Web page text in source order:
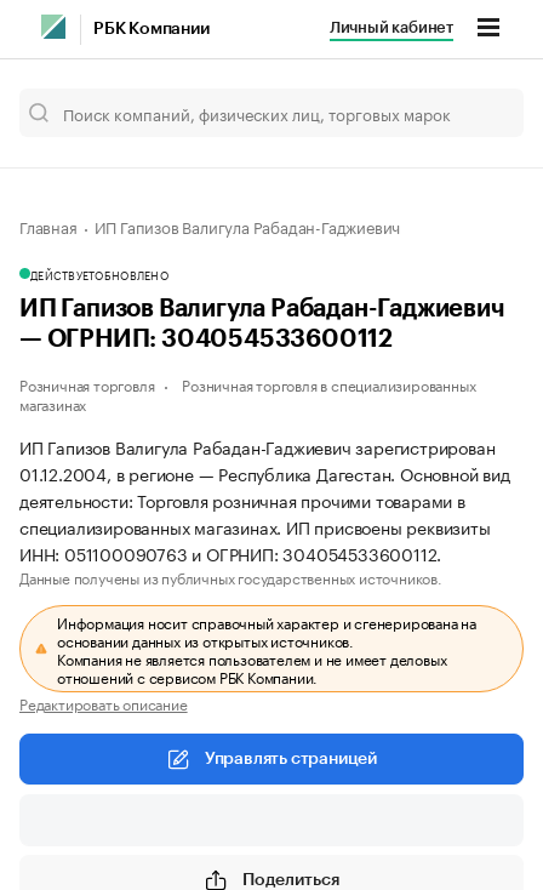
РБК Компании Личный кабинет
Главная ИП Гапизов Валигула Рабадан-Гаджиевич
ДЕЙСТВУЕТОБНОВЛЕНО
ИП Гапизов Валигула Рабадан-Гаджиевич
— ОГРНИП: 304054533600112
Розничная торговля
Розничная торговля в специализированных
магазинах
ИП Гапизов Валигула Рабадан-Гаджиевич зарегистрирован
01.12.2004, в регионе — Республика Дагестан. Основной вид
деятельности: Торговля розничная прочими товарами в
специализированных магазинах. ИП присвоены реквизиты
ИНН: 051100090763 и ОГРНИП: 304054533600112.
Данные получены из публичных государственных источников.
Информация носит справочный характер и сгенерирована на
основании данных из открытых источников.
Компания не является пользователем и не имеет деловых
отношений с сервисом РБК Компании.
Редактировать описание
Управлять страницей
Поделиться